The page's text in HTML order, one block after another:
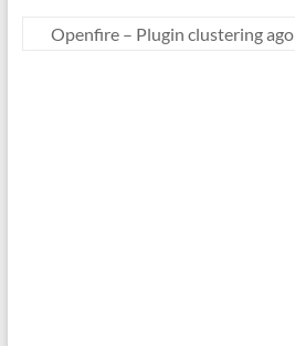
Openfire – Plugin clustering